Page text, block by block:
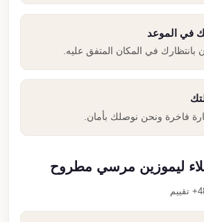
في الموعد
في المكان المتفق عليه.
فاخرة ونحن نوصلك بأمان.
ليموزين مرسي مطروح